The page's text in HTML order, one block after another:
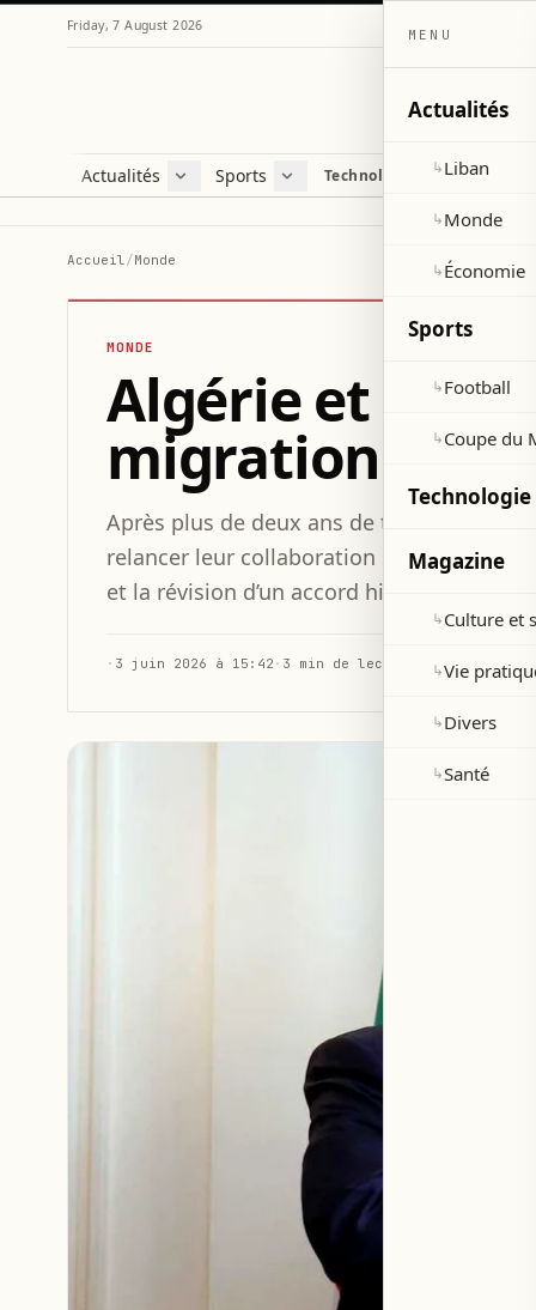
Friday, 7 August 2026
Actualités
Liban
Sports
Football
Technologie et sciences
Accueil/Monde
MONDE
Algérie et
migration et
Après plus de deux ans de tensions
relancer leur collaboration sur
et la révision d’un accord historique.
· 3 juin 2026 à 15:42 · 3 min de lecture
MENU
Actualités
↳Liban
↳Monde
↳Économie
Sports
↳Football
↳Coupe du
Technologie
Magazine
↳Culture et
↳Vie
↳Divers
↳Santé